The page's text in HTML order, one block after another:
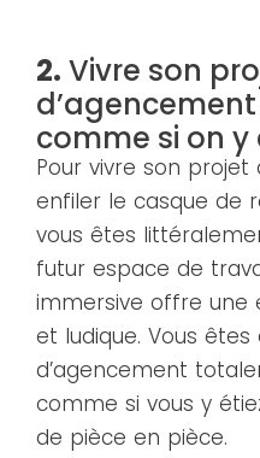
2.Vivre son
comme si on
Pour vivre son projet
enfiler le casque de
vous êtes
futur espace de
immersive offre une
et ludique. Vous
d’agencement
comme si vous y
de pièce en pièce.